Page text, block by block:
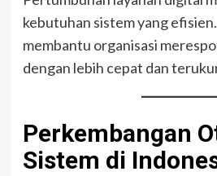
kebutuhan sistem yang
membantu organisasi
dengan lebih cepat dan
Perkembangan
Sistem di